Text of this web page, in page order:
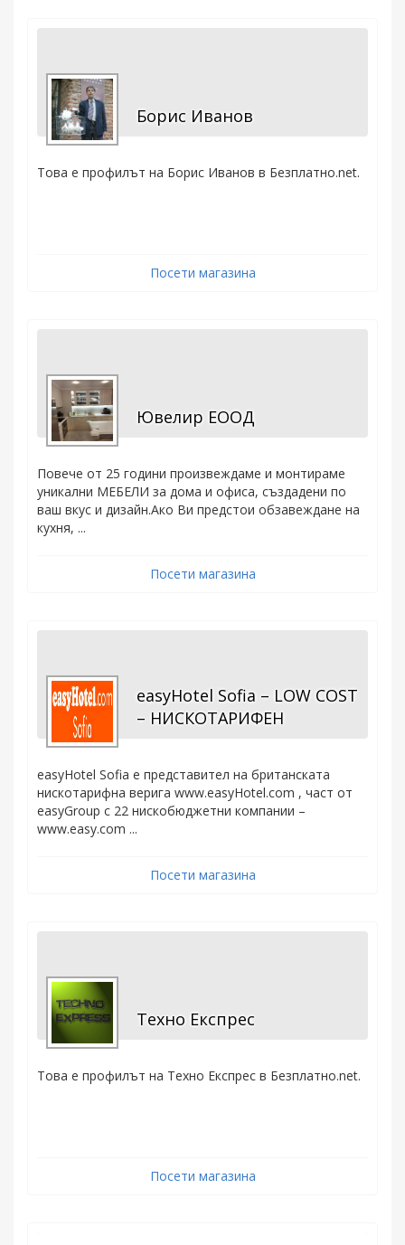
Борис Иванов
Това е профилът на Борис Иванов в Безплатно.net.
Посети магазина
Ювелир ЕООД
Повече от 25 години произвеждаме и монтираме
уникални МЕБЕЛИ за дома и офиса, създадени по
ваш вкус и дизайн.Ако Ви предстои обзавеждане на
кухня, ...
Посети магазина
easyHotel Sofia – LOW COST
– НИСКОТАРИФЕН
easyHotel Sofia е представител на британската
нискотарифна верига www.easyHotel.com , част от
easyGroup с 22 нискобюджетни компании –
www.easy.com ...
Посети магазина
Техно Експрес
Това е профилът на Техно Експрес в Безплатно.net.
Посети магазина